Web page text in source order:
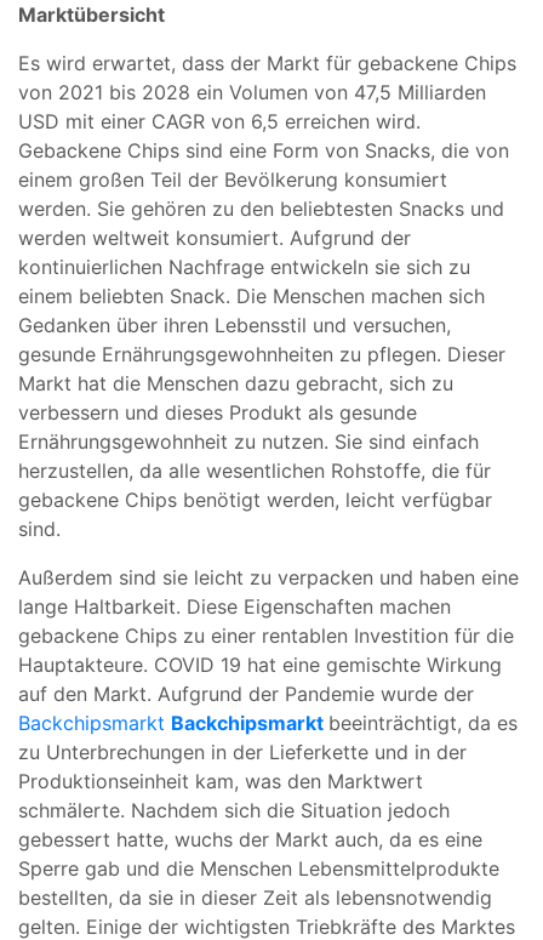
Marktübersicht
Es wird erwartet, dass der Markt für gebackene Chips
von 2021 bis 2028 ein Volumen von 47,5 Milliarden
USD mit einer CAGR von 6,5 erreichen wird.
Gebackene Chips sind eine Form von Snacks, die von
einem großen Teil der Bevölkerung konsumiert
werden. Sie gehören zu den beliebtesten Snacks und
werden weltweit konsumiert. Aufgrund der
kontinuierlichen Nachfrage entwickeln sie sich zu
einem beliebten Snack. Die Menschen machen sich
Gedanken über ihren Lebensstil und versuchen,
gesunde Ernährungsgewohnheiten zu pflegen. Dieser
Markt hat die Menschen dazu gebracht, sich zu
verbessern und dieses Produkt als gesunde
Ernährungsgewohnheit zu nutzen. Sie sind einfach
herzustellen, da alle wesentlichen Rohstoffe, die für
gebackene Chips benötigt werden, leicht verfügbar
sind.
Außerdem sind sie leicht zu verpacken und haben eine
lange Haltbarkeit. Diese Eigenschaften machen
gebackene Chips zu einer rentablen Investition für die
Hauptakteure. COVID 19 hat eine gemischte Wirkung
auf den Markt. Aufgrund der Pandemie wurde der
Backchipsmarkt Backchipsmarkt beeinträchtigt, da es
zu Unterbrechungen in der Lieferkette und in der
Produktionseinheit kam, was den Marktwert
schmälerte. Nachdem sich die Situation jedoch
gebessert hatte, wuchs der Markt auch, da es eine
Sperre gab und die Menschen Lebensmittelprodukte
bestellten, da sie in dieser Zeit als lebensnotwendig
gelten. Einige der wichtigsten Triebkräfte des Marktes